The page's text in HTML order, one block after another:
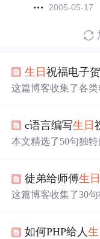
2005-05-17
生日祝福电子
这篇博客收集了各
日 增添无尽的喜悦
常生活中，这些祝
c语言编写生日
本文精选了50句独
人带来快乐和感动
这些祝福语都能帮
徒弟给师傅生
这篇博客收集了30
如何PHP给人